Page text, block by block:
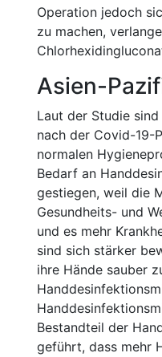
Operation jedoch
zu machen,
Asien-
Laut der Studie
nach der Covid-19-
normalen
Bedarf an
gestiegen, weil die
Gesundheits- und
und es mehr
sind sich stärker
ihre Hände sauber
Bestandteil der
geführt, dass mehr